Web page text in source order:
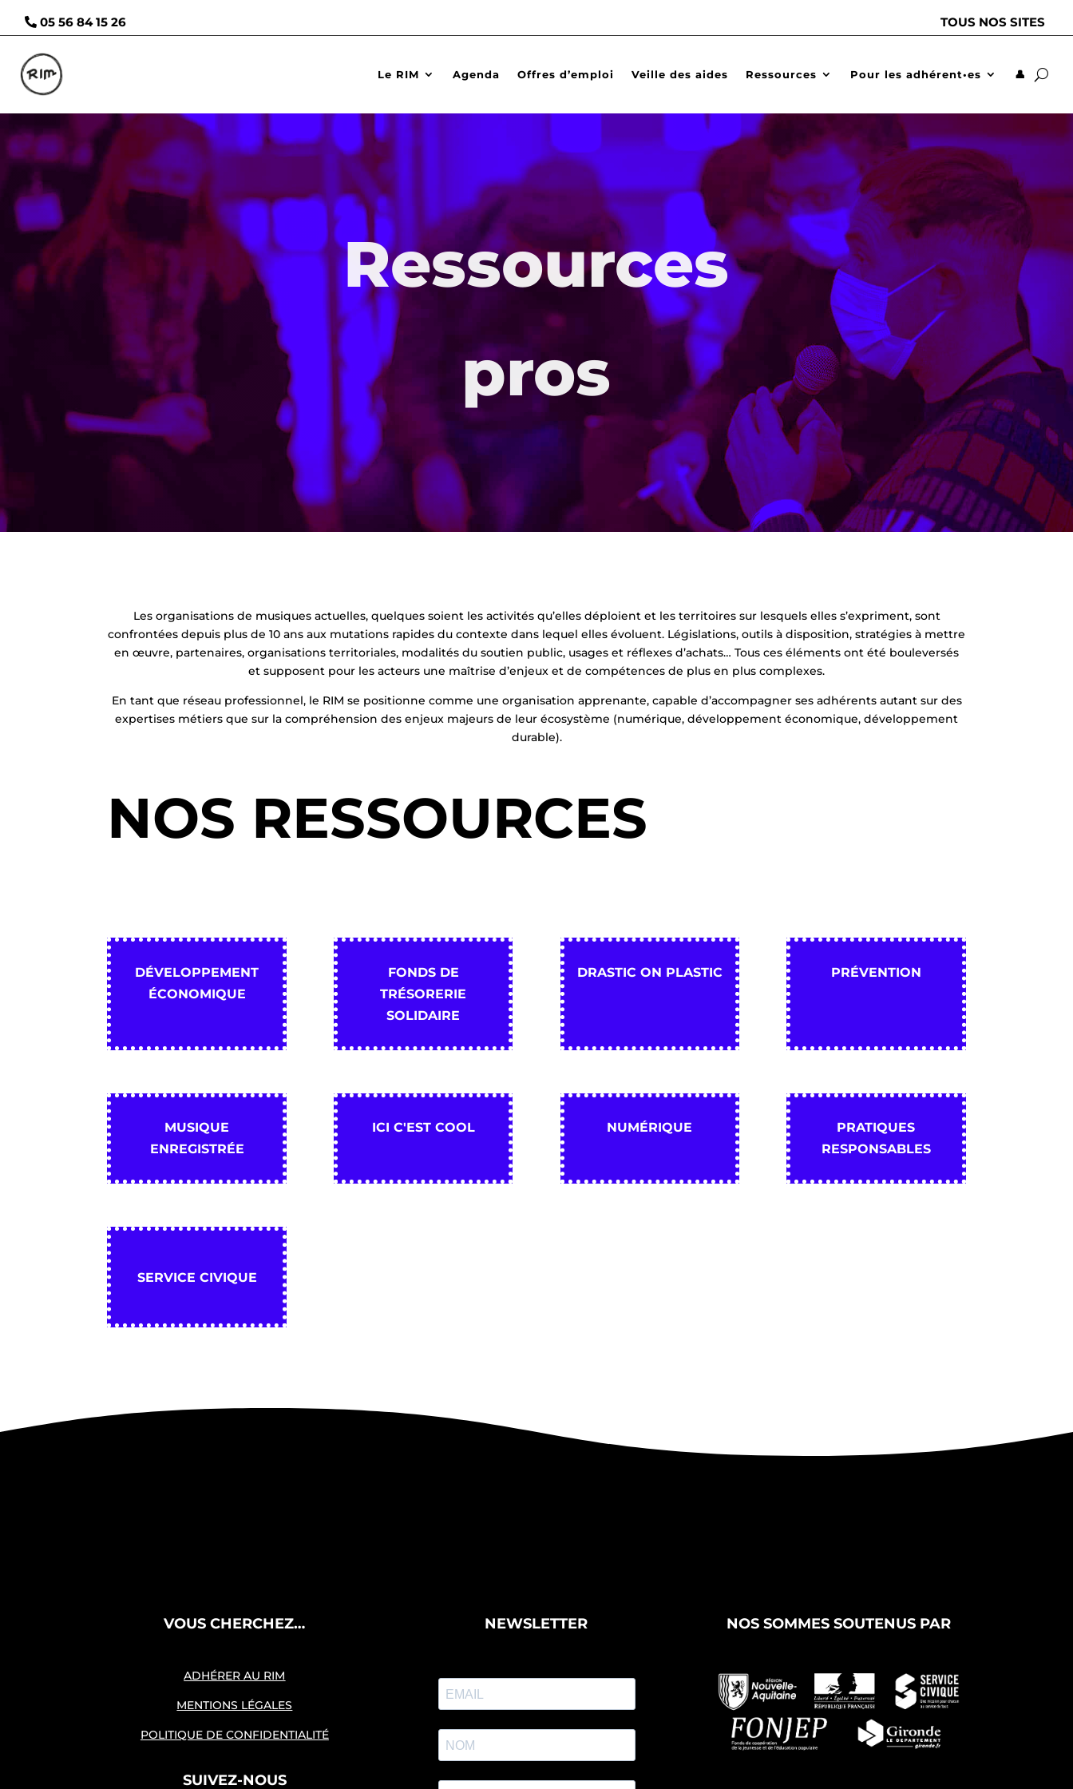
05 56 84 15 26 TOUS NOS SITES
Le RIM Agenda Offres d’emploi Veille des aides Ressources Pour les adhérent•es 👤
Ressources
pros
Les organisations de musiques actuelles, quelques soient les activités qu’elles déploient et les territoires sur lesquels elles s’expriment, sont
confrontées depuis plus de 10 ans aux mutations rapides du contexte dans lequel elles évoluent. Législations, outils à disposition, stratégies à mettre
en œuvre, partenaires, organisations territoriales, modalités du soutien public, usages et réflexes d’achats… Tous ces éléments ont été bouleversés
et supposent pour les acteurs une maîtrise d’enjeux et de compétences de plus en plus complexes.
En tant que réseau professionnel, le RIM se positionne comme une organisation apprenante, capable d’accompagner ses adhérents autant sur des
expertises métiers que sur la compréhension des enjeux majeurs de leur écosystème (numérique, développement économique, développement
durable).
NOS RESSOURCES
DÉVELOPPEMENT
ÉCONOMIQUE
FONDS DE
TRÉSORERIE
SOLIDAIRE
DRASTIC ON PLASTIC PRÉVENTION
MUSIQUE
ENREGISTRÉE
ICI C'EST COOL NUMÉRIQUE
PRATIQUES
RESPONSABLES
SERVICE CIVIQUE
VOUS CHERCHEZ…
ADHÉRER AU RIM
MENTIONS LÉGALES
POLITIQUE DE CONFIDENTIALITÉ
SUIVEZ-NOUS
NEWSLETTER NOS SOMMES SOUTENUS PAR